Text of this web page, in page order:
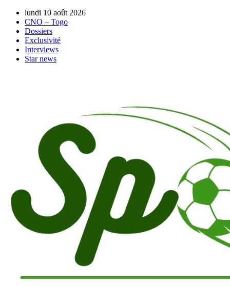
lundi 10 août 2026
CNO – Togo
Dossiers
Exclusivité
Interviews
Star news